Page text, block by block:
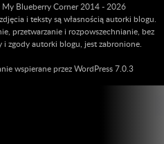
Blueberry Corner 2014 - 2026
i teksty są własnością autorki blogu.
przetwarzanie i rozpowszechnianie, bez
i zgody autorki blogu, jest zabronione.
wspierane przez WordPress 7.0.3